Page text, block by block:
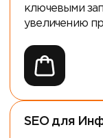
ключевыми
увеличению
SEO для